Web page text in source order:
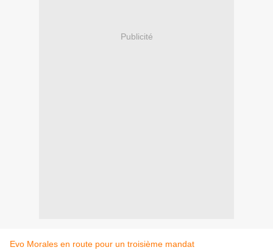
Publicité
Evo Morales en route pour un troisième mandat